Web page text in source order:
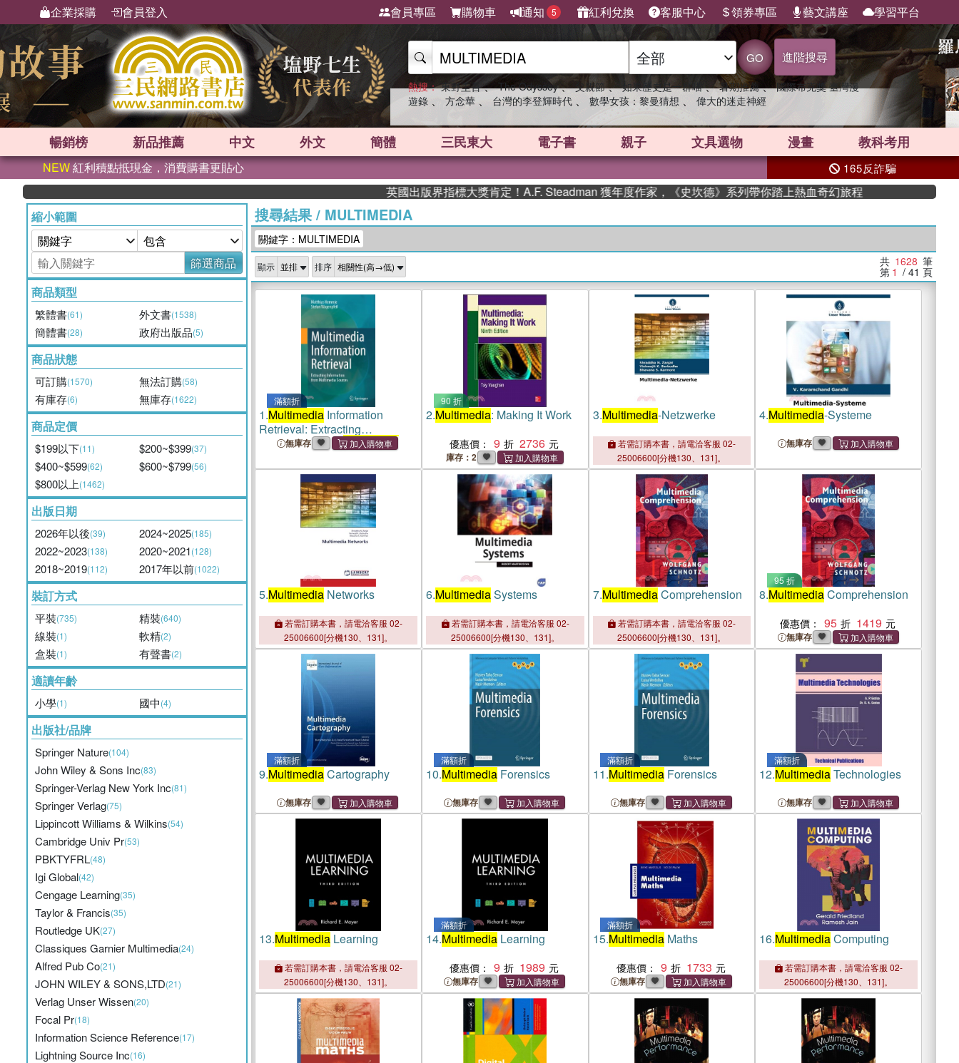
企業採購 會員登入 會員專區 購物車 通知 5 紅利兌換 客服中心 領券專區 藝文講座 學習平台
GO 進階搜尋
熱搜： 東野圭吾 、 The Odyssey 、 父親節 、 如果歷史是一群喵 、 暑期推薦 、 國際布克獎 臺灣漫
遊錄 、 方念華 、 台灣的李登輝時代 、 數學女孩：黎曼猜想 、 偉大的迷走神經
暢銷榜 新品推薦 中文 外文 簡體 三民東大 電子書 親子 文具選物 漫畫 教科考用
NEW紅利積點抵現金，消費購書更貼心 165反詐騙
英國出版界指標大獎肯定！A.F. Steadman 獲年度作家，《史坎德》系列帶你踏上熱血奇幻旅程
縮小範圍
篩選商品
商品類型
繁體書(61) 外文書(1538)
簡體書(28) 政府出版品(5)
商品狀態
可訂購(1570) 無法訂購(58)
有庫存(6) 無庫存(1622)
商品定價
$199以下(11) $200~$399(37)
$400~$599(62) $600~$799(56)
$800以上(1462)
出版日期
2026年以後(39) 2024~2025(185)
2022~2023(138) 2020~2021(128)
2018~2019(112) 2017年以前(1022)
裝訂方式
平裝(735) 精裝(640)
線裝(1) 軟精(2)
盒裝(1) 有聲書(2)
適讀年齡
小學(1) 國中(4)
出版社/品牌
Springer Nature(104)
John Wiley & Sons Inc(83)
Springer-Verlag New York Inc(81)
Springer Verlag(75)
Lippincott Williams & Wilkins(54)
Cambridge Univ Pr(53)
PBKTYFRL(48)
Igi Global(42)
Cengage Learning(35)
Taylor & Francis(35)
Routledge UK(27)
Classiques Garnier Multimedia(24)
Alfred Pub Co(21)
JOHN WILEY & SONS,LTD(21)
Verlag Unser Wissen(20)
Focal Pr(18)
Information Science Reference(17)
Lightning Source Inc(16)
搜尋結果/ MULTIMEDIA
關鍵字：MULTIMEDIA
顯示 排序 共 1628 筆
第 1 / 41 頁
滿額折
1.Multimedia Information
Retrieval: Extracting
Information fromMultimedia
無庫存
90 折
2.Multimedia: Making It Work
優惠價： 9 2736
庫存：2
3.Multimedia-Netzwerke
若需訂購本書，請電洽客服 02-
25006600[分機130、131]。
4.Multimedia-Systeme
無庫存
5.Multimedia Networks
若需訂購本書，請電洽客服 02-
25006600[分機130、131]。
6.MultimediaSystems
若需訂購本書，請電洽客服 02-
25006600[分機130、131]。
7.MultimediaComprehension
若需訂購本書，請電洽客服 02-
25006600[分機130、131]。
95 折
8.MultimediaComprehension
優惠價： 95 1419
無庫存
滿額折
9.MultimediaCartography
無庫存
滿額折
10.MultimediaForensics
無庫存
滿額折
11.MultimediaForensics
無庫存
滿額折
12.MultimediaTechnologies
無庫存
13.Multimedia Learning
若需訂購本書，請電洽客服 02-
25006600[分機130、131]。
滿額折
14.MultimediaLearning
優惠價： 9 1989
無庫存
滿額折
15.MultimediaMaths
優惠價： 9 1733
無庫存
16.MultimediaComputing
若需訂購本書，請電洽客服 02-
25006600[分機130、131]。